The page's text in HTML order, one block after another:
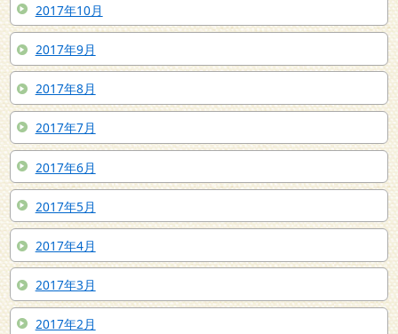
2017年10月
2017年9月
2017年8月
2017年7月
2017年6月
2017年5月
2017年4月
2017年3月
2017年2月